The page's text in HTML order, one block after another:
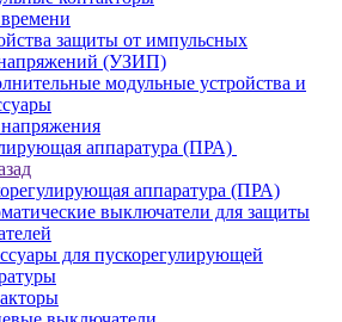
защиты от импульсных
(УЗИП)
модульные устройства и
аппаратура (ПРА)
аппаратура (ПРА)
выключатели для защиты
для пускорегулирующей